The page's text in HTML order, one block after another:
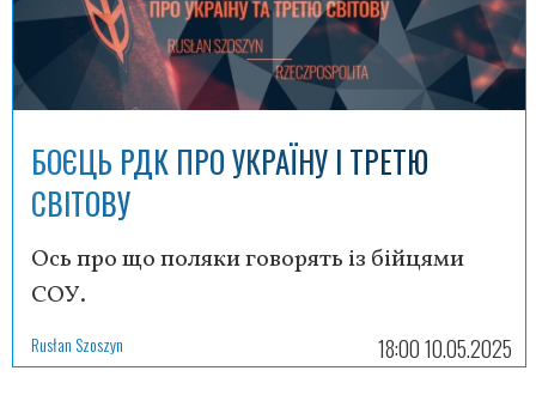
БОЄЦЬ РДК ПРО УКРАЇНУ І ТРЕТЮ
СВІТОВУ
Ось про що поляки говорять із бійцями
СОУ.
Rusłan Szoszyn 18:00 10.05.2025